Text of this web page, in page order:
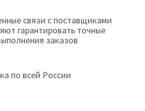
связи с поставщиками
гарантировать точные
заказов
по всей России